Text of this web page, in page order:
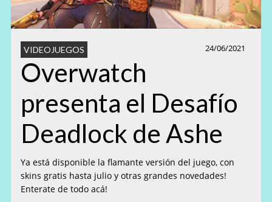
24/06/2021
VIDEOJUEGOS
Overwatch
presenta el Desafío
Deadlock de Ashe
Ya está disponible la flamante versión del juego, con
skins gratis hasta julio y otras grandes novedades!
Enterate de todo acá!